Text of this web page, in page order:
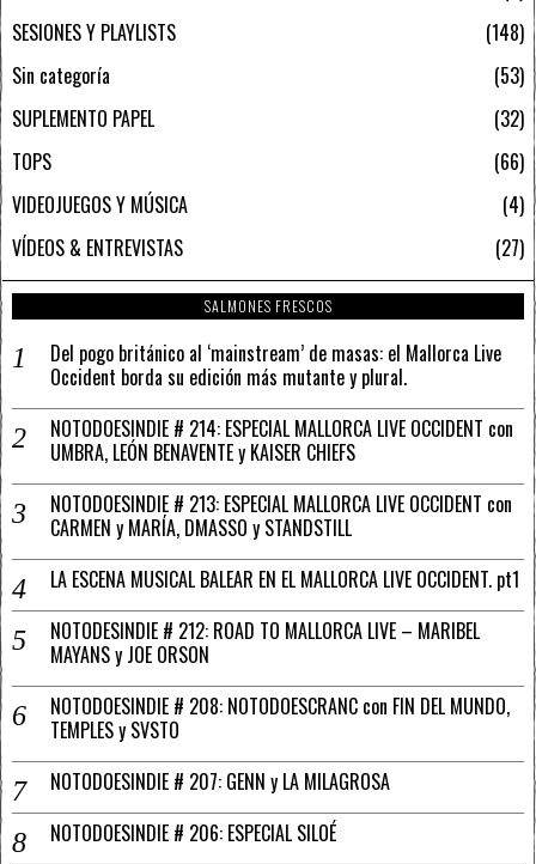
SESIONES Y PLAYLISTS
148
Sin categoría
53
SUPLEMENTO PAPEL
32
TOPS
66
VIDEOJUEGOS Y MÚSICA
4
VÍDEOS & ENTREVISTAS
27
SALMONES FRESCOS
Del pogo británico al ‘mainstream’ de masas: el Mallorca Live
Occident borda su edición más mutante y plural.
NOTODOESINDIE # 214: ESPECIAL MALLORCA LIVE OCCIDENT con
UMBRA, LEÓN BENAVENTE y KAISER CHIEFS
NOTODOESINDIE # 213: ESPECIAL MALLORCA LIVE OCCIDENT con
CARMEN y MARÍA, DMASSO y STANDSTILL
LA ESCENA MUSICAL BALEAR EN EL MALLORCA LIVE OCCIDENT. pt1
NOTODESINDIE # 212: ROAD TO MALLORCA LIVE – MARIBEL
MAYANS y JOE ORSON
NOTODOESINDIE # 208: NOTODOESCRANC con FIN DEL MUNDO,
TEMPLES y SVSTO
NOTODOESINDIE # 207: GENN y LA MILAGROSA
NOTODOESINDIE # 206: ESPECIAL SILOÉ